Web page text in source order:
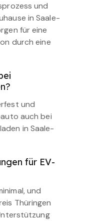
und
in Saale-
für eine
durch eine
und
auch bei
in Saale-
für EV-
und
Thüringen